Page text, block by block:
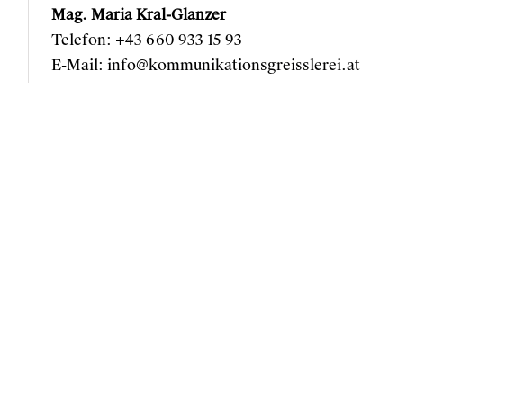
Mag. Maria Kral-Glanzer
Telefon: +43 660 933 15 93
E-Mail:info@kommunikationsgreisslerei.at